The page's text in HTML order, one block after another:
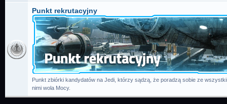
Punkt rekrutacyjny
Punkt zbiórki kandydatów na Jedi, którzy sądzą, że poradzą sobie ze
nimi wola Mocy.